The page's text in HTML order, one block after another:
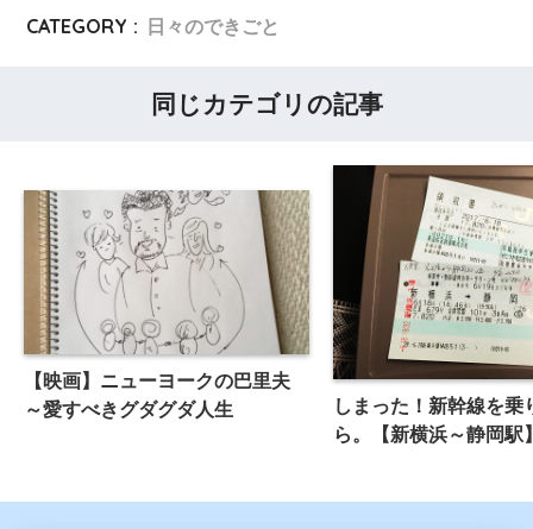
CATEGORY : 日々のできごと
同じカテゴリの記事
【映画】ニューヨークの巴里夫
～愛すべきグダグダ人生
しまった！新幹線を乗
ら。【新横浜～静岡駅